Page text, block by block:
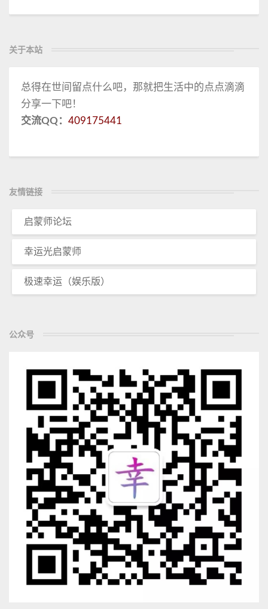
关于本站
总得在世间留点什么吧，那就把生活中的点点滴滴
分享一下吧！
交流QQ： 409175441
友情链接
启蒙师论坛
幸运光启蒙师
极速幸运（娱乐版）
公众号